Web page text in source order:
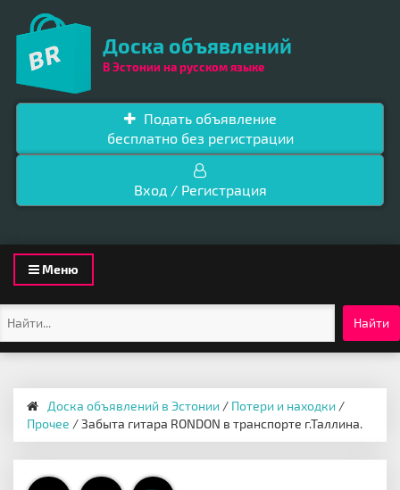
Доска объявлений
В Эстонии на русском языке
Подать объявление
бесплатно без регистрации
Вход / Регистрация
Toggle
navigation
Меню
Найти
Доска объявлений в Эстонии / Потери и находки /
Прочее / Забыта гитара RONDON в транспорте г.Таллина.